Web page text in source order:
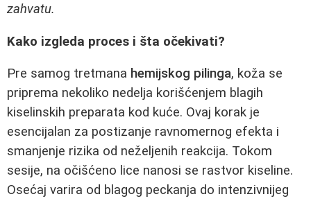
zahvatu.
Kako izgleda proces i šta očekivati?
Pre samog tretmana hemijskog pilinga, koža se
priprema nekoliko nedelja korišćenjem blagih
kiselinskih preparata kod kuće. Ovaj korak je
esencijalan za postizanje ravnomernog efekta i
smanjenje rizika od neželjenih reakcija. Tokom
sesije, na očišćeno lice nanosi se rastvor kiseline.
Osećaj varira od blagog peckanja do intenzivnijeg